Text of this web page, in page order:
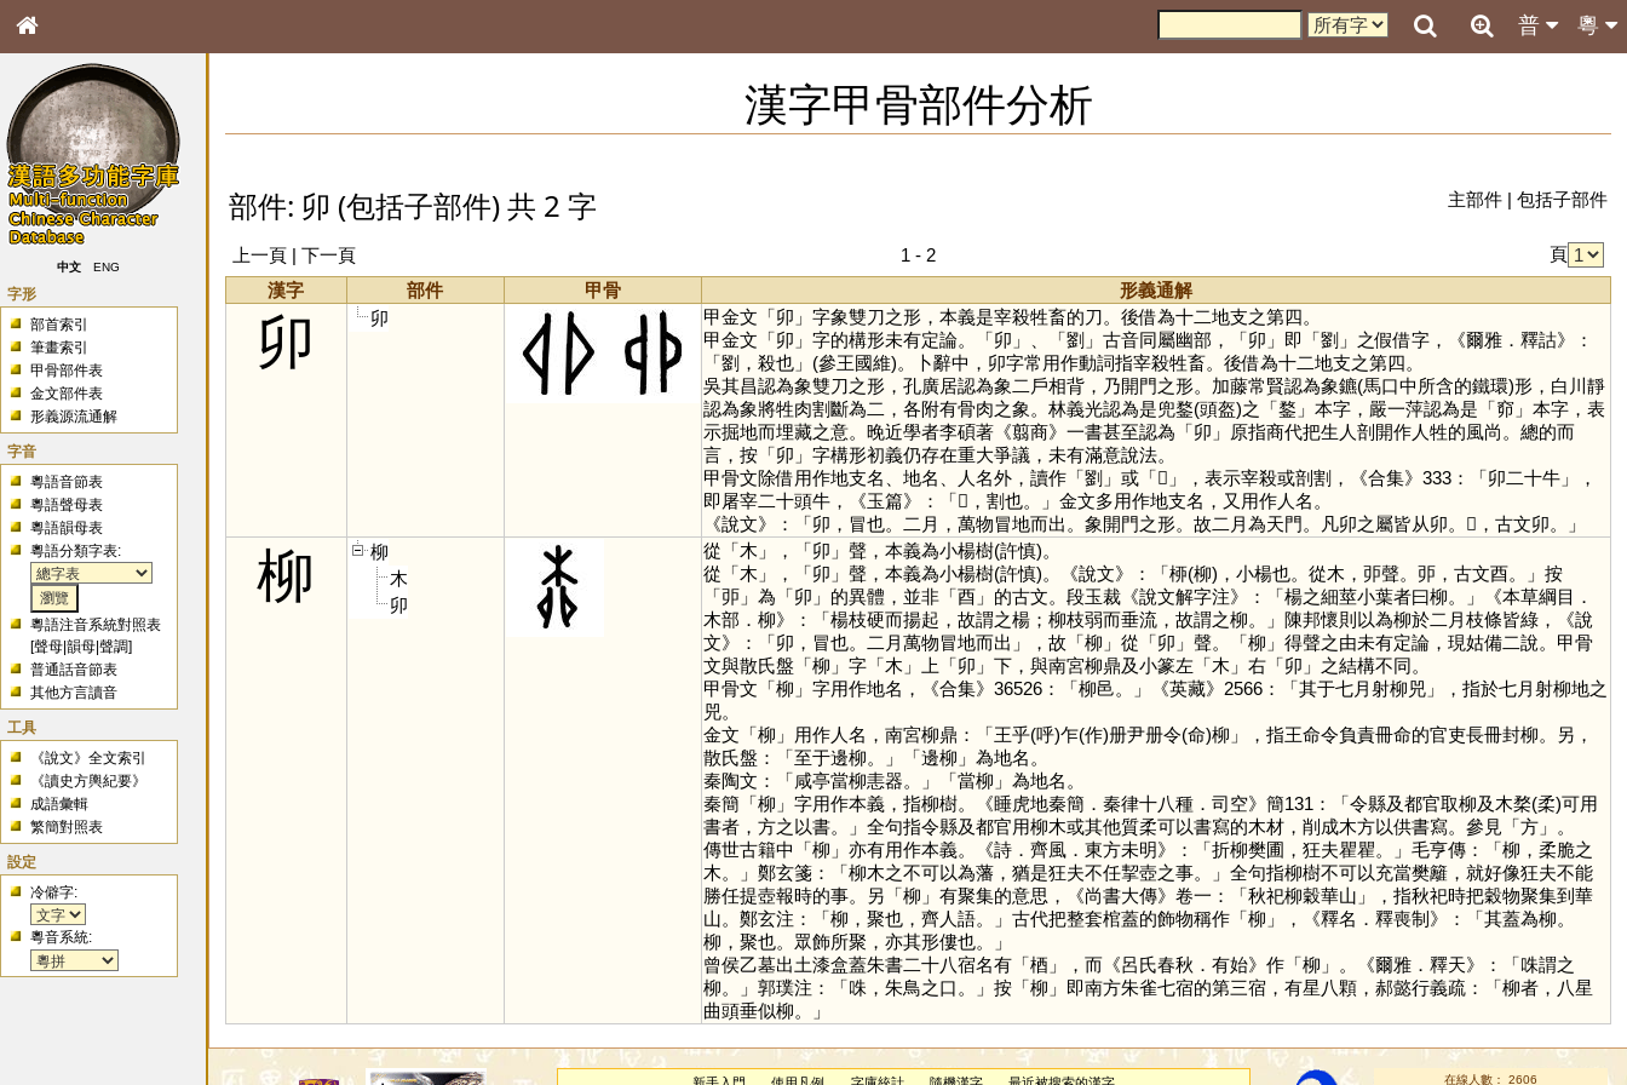
粵
普
中文 ENG
字形
部首索引
筆畫索引
甲骨部件表
金文部件表
形義源流通解
字音
粵語音節表
粵語聲母表
粵語韻母表
粵語分類字表:
粵語注音系統對照表
[聲母 |韻母 |聲調]
普通話音節表
其他方言讀音
工具
《說文》全文索引
《讀史方輿紀要》
成語彙輯
繁簡對照表
設定
冷僻字:
粵音系統:
漢字甲骨部件分析
部件: 卯 (包括子部件) 共 2 字 主部件| 包括子部件
上一頁 | 下一頁 1 - 2
頁
漢字
部件 甲骨 形義通解
卯 卯 甲金文「卯 」字象雙刀之形，本義是宰殺牲畜的刀。後借為十二地支之第四。
甲金文「卯 」字的構形未有定論。「卯 」、「劉 」古音同屬幽部，「卯 」即「劉 」之假借字，《爾雅．釋詁》：
「劉，殺也」(參王國維)。卜辭中，卯字常用作動詞指宰殺牲畜。後借為十二地支之第四。
吳其昌認為象雙刀之形，孔廣居認為象二戶相背，乃開門之形。加藤常賢認為象鑣(馬口中所含的鐵環)形，白川靜
認為象將牲肉割斷為二，各附有骨肉之象。林義光認為是兜鍪(頭盔)之「鍪 」本字，嚴一萍認為是「窌」本字，表
示掘地而埋藏之意。晚近學者李碩著《翦商》一書甚至認為「卯 」原指商代把生人剖開作人牲的風尚。總的而
言，按「卯 」字構形初義仍存在重大爭議，未有滿意說法。
甲骨文除借用作地支名、地名、人名外，讀作「劉 」或「𠛓 」，表示宰殺或剖割，《合集》333：「卯二十牛」，
即屠宰二十頭牛，《玉篇》：「𠛓，割也。」金文多用作地支名，又用作人名。
《說文》：「卯，冒也。二月，萬物冒地而出。象開門之形。故二月為天門。凡卯之屬皆从卯。𩇨，古文卯。」
柳
柳
木
卯
從「木」，「卯 」聲，本義為小楊樹(許慎)。
從「木」，「卯 」聲，本義為小楊樹(許慎)。《說文》：「桺(柳)，小楊也。從木，戼聲。戼，古文酉。」按
「戼」為「卯 」的異體，並非「酉」的古文。段玉裁《說文解字注》：「楊之細莖小葉者曰柳。」《本草綱目．
木部．柳》：「楊枝硬而揚起，故謂之楊；柳枝弱而垂流，故謂之柳。」陳邦懷則以為柳於二月枝條皆綠，《說
文》：「卯，冒也。二月萬物冒地而出」，故「柳 」從「卯 」聲。「柳 」得聲之由未有定論，現姑備二說。甲骨
文與散氏盤「柳 」字「木」上「卯 」下，與南宮柳鼎及小篆左「木」右「卯 」之結構不同。
甲骨文「柳 」字用作地名，《合集》36526：「柳邑。」《英藏》2566：「其于七月射柳兕」，指於七月射柳地之
兕。
金文「柳 」用作人名，南宮柳鼎：「王乎(呼)乍(作)册尹册令(命)柳」，指王命令負責冊命的官吏長冊封柳。另，
散氏盤：「至于邊柳。」「邊柳」為地名。
秦陶文：「咸亭當柳恚器。」「當柳」為地名。
秦簡「柳 」字用作本義，指柳樹。《睡虎地秦簡．秦律十八種．司空》簡131：「令縣及都官取柳及木楘(柔)可用
書者，方之以書。」全句指令縣及都官用柳木或其他質柔可以書寫的木材，削成木方以供書寫。參見「方」。
傳世古籍中「柳 」亦有用作本義。《詩．齊風．東方未明》：「折柳樊圃，狂夫瞿瞿。」毛亨傳：「柳，柔脆之
木。」鄭玄箋：「柳木之不可以為藩，猶是狂夫不任挈壺之事。」全句指柳樹不可以充當樊籬，就好像狂夫不能
勝任提壺報時的事。另「柳 」有聚集的意思，《尚書大傳》卷一：「秋祀柳穀華山」，指秋祀時把穀物聚集到華
山。鄭玄注：「柳，聚也，齊人語。」古代把整套棺蓋的飾物稱作「柳 」，《釋名．釋喪制》：「其蓋為柳。
柳，聚也。眾飾所聚，亦其形僂也。」
曾侯乙墓出土漆盒蓋朱書二十八宿名有「梄 」，而《呂氏春秋．有始》作「柳 」。《爾雅．釋天》：「咮謂之
柳。」郭璞注：「咮，朱鳥之口。」按「柳 」即南方朱雀七宿的第三宿，有星八顆，郝懿行義疏：「柳者，八星
曲頭垂似柳。」
在線人數： 2606